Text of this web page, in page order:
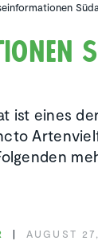
ist eines
AUGUST